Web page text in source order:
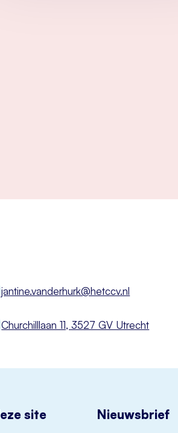
jantine.vanderhurk@hetccv.nl
Churchilllaan 11, 3527 GV Utrecht
site Nieuwsbrief